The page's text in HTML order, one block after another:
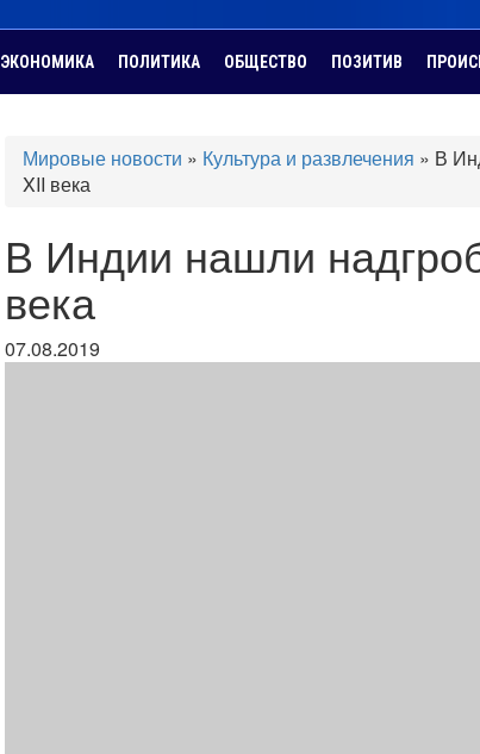
ЭКОНОМИКА ПОЛИТИКА ОБЩЕСТВО ПОЗИТИВ
Мировые новости » Культура и развлечения » В
XII века
В Индии нашли
века
07.08.2019